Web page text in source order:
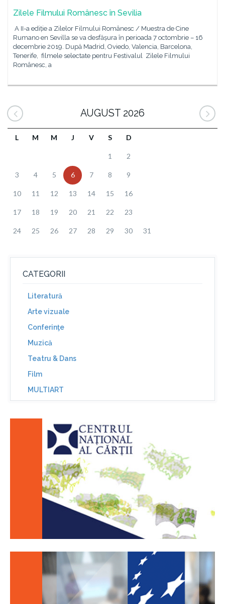
Zilele Filmului Românesc în Sevilia
A II-a ediție a Zilelor Filmului Românesc / Muestra de Cine
Rumano en Sevilla se va desfășura în perioada 7 octombrie – 16
decembrie 2019. După Madrid, Oviedo, Valencia, Barcelona,
Tenerife, filmele selectate pentru Festivalul Zilele Filmului
Românesc, a
AUGUST 2026
L M M J V S D
1 2
3 4 5 6 7 8 9
10 11 12 13 14 15 16
17 18 19 20 21 22 23
24 25 26 27 28 29 30 31
CATEGORII
Literatură
Arte vizuale
Conferinţe
Muzică
Teatru & Dans
Film
MULTIART